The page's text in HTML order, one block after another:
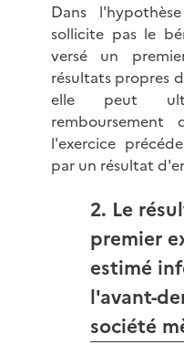
Dans
sollicite pas le
versé un
résultats propres
elle peut
l'exercice
par un résultat
2. Le
premier
estimé
l'avant-
société